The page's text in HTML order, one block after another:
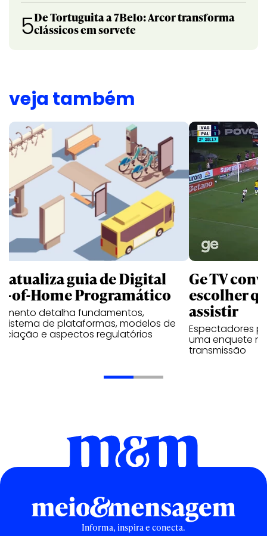
5De Tortuguita a 7Belo: Arcor transforma
clássicos em sorvete
veja também
atualiza guia de Digital
of-Home Programático
detalha fundamentos,
de plataformas, modelos de
e aspectos regulatórios
Ge TV
escolher
assistir
Espectadores
uma enquete
transmissão
Informa, inspira e conecta.